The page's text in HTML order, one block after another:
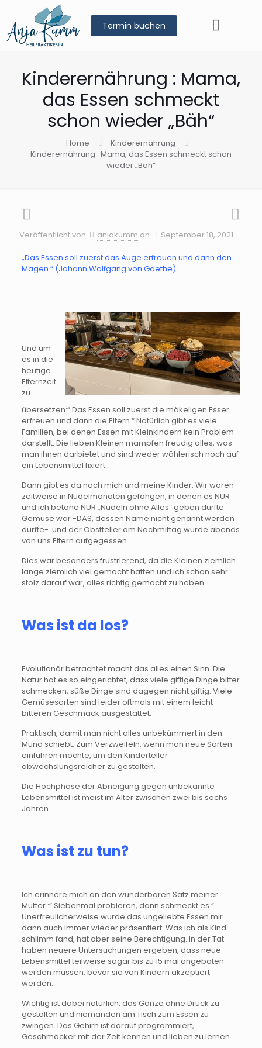
Termin buchen
Kinderernährung : Mama,
das Essen schmeckt
schon wieder „Bäh“
Home
Kinderernährung
Kinderernährung : Mama, das Essen schmeckt schon
wieder „Bäh“
Veröffentlicht von anjakumm on September 18, 2021
„Das Essen soll zuerst das Auge erfreuen und dann den
Magen.“ (Johann Wolfgang von Goethe)
Und um
es in die
heutige
Elternzeit
zu
übersetzen:“ Das Essen soll zuerst die mäkeligen Esser
erfreuen und dann die Eltern.“ Natürlich gibt es viele
Familien, bei denen Essen mit Kleinkindern kein Problem
darstellt. Die lieben Kleinen mampfen freudig alles, was
man ihnen darbietet und sind weder wählerisch noch auf
ein Lebensmittel fixiert.
Dann gibt es da noch mich und meine Kinder. Wir waren
zeitweise in Nudelmonaten gefangen, in denen es NUR
und ich betone NUR „Nudeln ohne Alles“ geben durfte.
Gemüse war -DAS, dessen Name nicht genannt werden
durfte- und der Obstteller am Nachmittag wurde abends
von uns Eltern aufgegessen.
Dies war besonders frustrierend, da die Kleinen ziemlich
lange ziemlich viel gemocht hatten und ich schon sehr
stolz darauf war, alles richtig gemacht zu haben.
Was ist da los?
Evolutionär betrachtet macht das alles einen Sinn. Die
Natur hat es so eingerichtet, dass viele giftige Dinge bitter
schmecken, süße Dinge sind dagegen nicht giftig. Viele
Gemüsesorten sind leider oftmals mit einem leicht
bitteren Geschmack ausgestattet.
Praktisch, damit man nicht alles unbekümmert in den
Mund schiebt. Zum Verzweifeln, wenn man neue Sorten
einführen möchte, um den Kinderteller
abwechslungsreicher zu gestalten.
Die Hochphase der Abneigung gegen unbekannte
Lebensmittel ist meist im Alter zwischen zwei bis sechs
Jahren.
Was ist zu tun?
Ich erinnere mich an den wunderbaren Satz meiner
Mutter :“ Siebenmal probieren, dann schmeckt es.“
Unerfreulicherweise wurde das ungeliebte Essen mir
dann auch immer wieder präsentiert. Was ich als Kind
schlimm fand, hat aber seine Berechtigung. In der Tat
haben neuere Untersuchungen ergeben, dass neue
Lebensmittel teilweise sogar bis zu 15 mal angeboten
werden müssen, bevor sie von Kindern akzeptiert
werden.
Wichtig ist dabei natürlich, das Ganze ohne Druck zu
gestalten und niemanden am Tisch zum Essen zu
zwingen. Das Gehirn ist darauf programmiert,
Geschmäcker mit der Zeit kennen und lieben zu lernen.